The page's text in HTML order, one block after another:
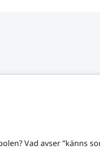
Vad avser ”känns